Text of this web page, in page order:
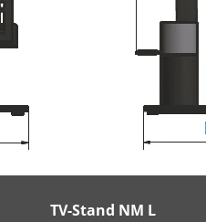
TV-Stand NM L